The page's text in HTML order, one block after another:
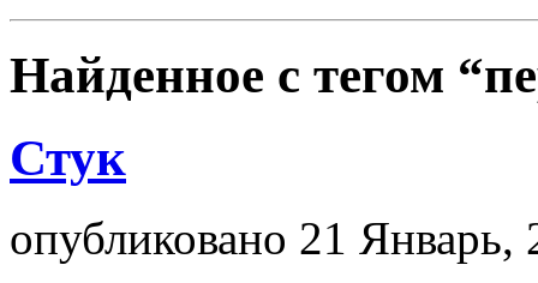
Найденное с тегом
Стук
опубликовано 21 Январь,